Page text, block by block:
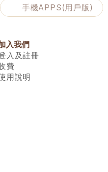
手機APPS(用戶版)
入我們
入及註冊
費
用說明